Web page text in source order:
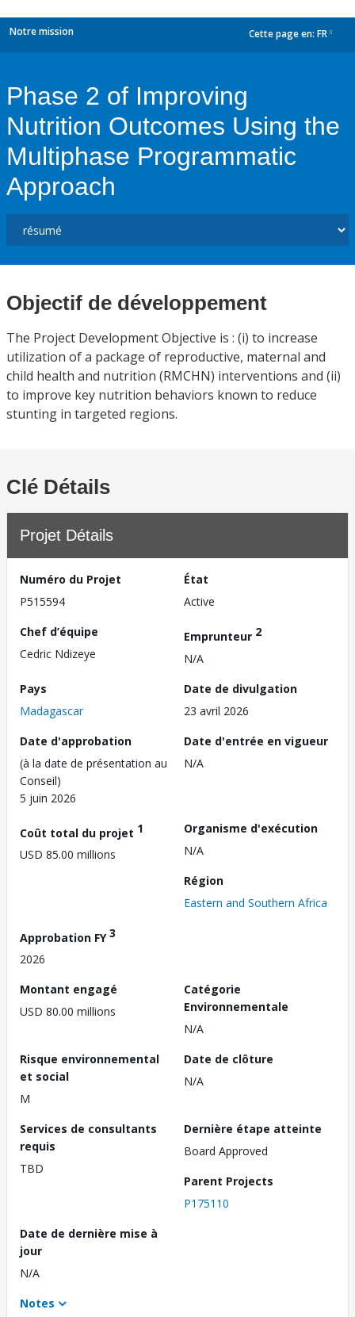
Notre mission Cette page en: FR
Phase 2 of Improving
Nutrition Outcomes Using the
Multiphase Programmatic
Approach
Objectif de développement
The Project Development Objective is : (i) to increase
utilization of a package of reproductive, maternal and
child health and nutrition (RMCHN) interventions and (ii)
to improve key nutrition behaviors known to reduce
stunting in targeted regions.
Clé Détails
Projet Détails
Numéro du Projet
P515594
État
Active
Chef d’équipe
Cedric Ndizeye
Emprunteur 2
N/A
Pays
Madagascar
Date de divulgation
23 avril 2026
Date d'approbation
(à la date de présentation au
Conseil)
5 juin 2026
Date d'entrée en vigueur
N/A
Coût total du projet 1
USD 85.00 millions
Organisme d'exécution
N/A
Région
Eastern and Southern Africa
Approbation FY3
2026
Montant engagé
USD 80.00 millions
Catégorie
Environnementale
N/A
Risque environnemental
et social
M
Date de clôture
N/A
Services de consultants
requis
TBD
Dernière étape atteinte
Board Approved
Parent Projects
P175110
Date de dernière mise à
jour
N/A
Notes